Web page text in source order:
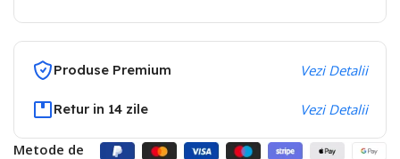
Produse Premium Vezi Detalii
Retur in 14 zile Vezi Detalii
Metode de